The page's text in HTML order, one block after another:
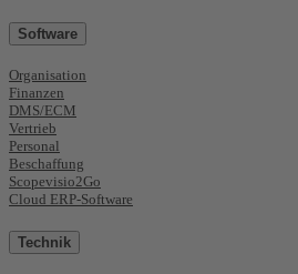
Software
Organisation
Finanzen
DMS/ECM
Vertrieb
Personal
Beschaffung
Scopevisio2Go
Cloud ERP-Software
Technik